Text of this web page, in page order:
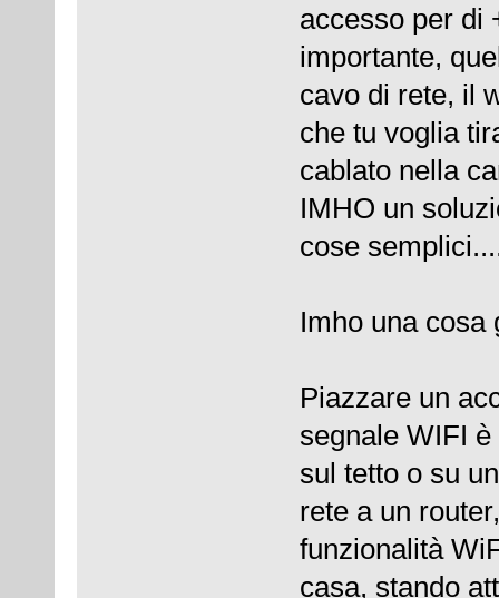
accesso per di
importante,
cavo di rete, il
che tu voglia
cablato nella
IMHO un
cose
Imho una cosa
Piazzare un
segnale WIFI
sul tetto o su
rete a un
funzionalità
casa, stando